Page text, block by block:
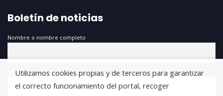
Boletín de noticias
Nombre o nombre completo
Email
Utilizamos cookies propias y de terceros para garantizar
el correcto funcionamiento del portal, recoger